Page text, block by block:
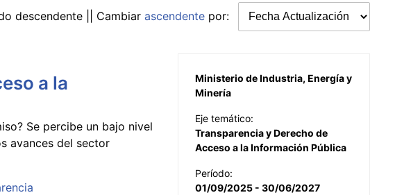
descendente || Cambiar ascendente por:
a la
Se percibe un bajo nivel
avances del sector
Ministerio de Industria, Energía y
Minería
Eje temático:
Transparencia y Derecho de
Acceso a la Información Pública
Período:
01/09/2025 - 30/06/2027